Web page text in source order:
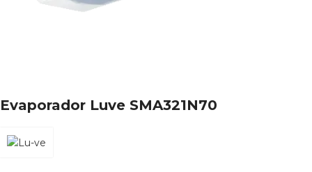
Evaporador Luve SMA321N70